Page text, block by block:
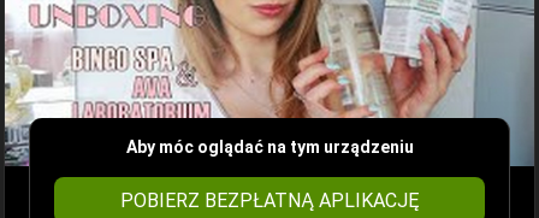
Aby móc oglądać na tym urządzeniu
POBIERZ BEZPŁATNĄ APLIKACJĘ